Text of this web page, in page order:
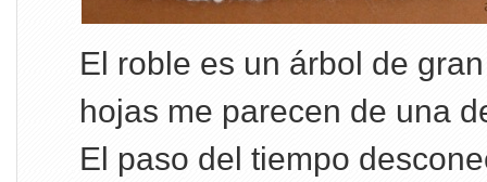
El roble es un árbol de
hojas me parecen de una
El paso del tiempo